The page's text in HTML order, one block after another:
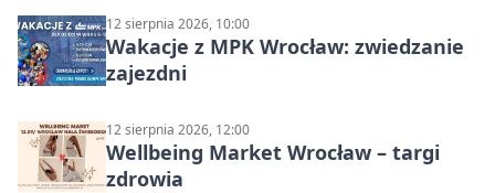
12 sierpnia 2026, 10:00
Wakacje z MPK Wrocław: zwiedzanie
zajezdni
12 sierpnia 2026, 12:00
Wellbeing Market Wrocław – targi
zdrowia